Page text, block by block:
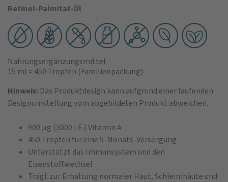
Retinol-Palmitat-Öl
Nahrungsergänzungsmittel
15 ml ≈ 450 Tropfen (Familienpackung)
Hinweis: Das Produktdesign kann aufgrund einer laufenden
Designumstellung vom abgebildeten Produkt abweichen.
900 µg (3000 I.E.) Vitamin A
450 Tropfen für eine 5-Monats-Versorgung
Unterstützt das Immunsystem und den
Eisenstoffwechsel
Trägt zur Erhaltung normaler Haut, Schleimhäute und